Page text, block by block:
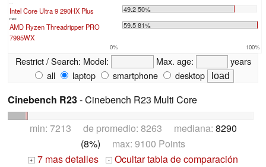
Intel Core Ultra 9 290HX Plus 49.2 50%
max:
AMD Ryzen Threadripper PRO
7995WX
59.5 81%
0% 100%
Restrict / Search: Model: Max. age:
years
all
laptop smartphone desktop
Cinebench R23- Cinebench R23 Multi Core
min: 7213 de promedio: 8263 mediana: 8290
(8%) max: 9100 Points
+ 7 mas detalles - Ocultar tabla de comparación